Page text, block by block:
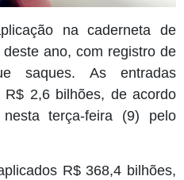
na caderneta de
ano, com registro de
saques. As entradas
2,6 bilhões, de acordo
terça-feira (9) pelo
R$ 368,4 bilhões,